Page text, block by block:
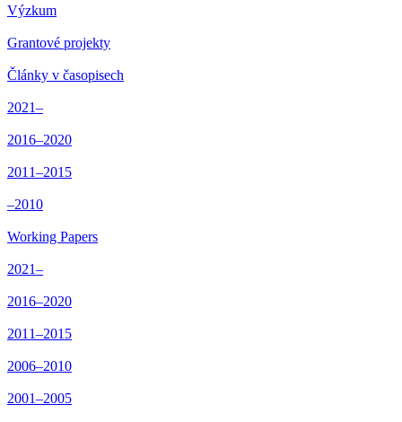
Výzkum
Grantové projekty
Články v časopisech
2021–
2016–2020
2011–2015
–2010
Working Papers
2021–
2016–2020
2011–2015
2006–2010
2001–2005